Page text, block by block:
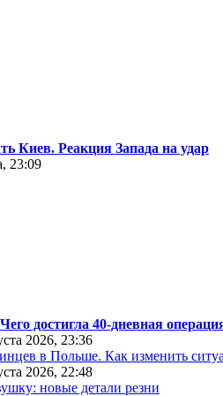
Киев. Реакция Запада на удар
23:09
достигла 40-дневная
2026, 23:36
в Польше. Как изменить
2026, 22:48
новые детали резни